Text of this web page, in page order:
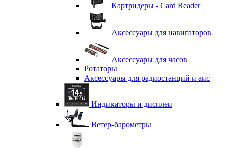
Картридеры - Card Reader
Аксессуары для навигаторов
Аксессуары для часов
Ротаторы
Аксессуары для радиостанций и аис
Индикаторы и дисплеи
Ветер-барометры